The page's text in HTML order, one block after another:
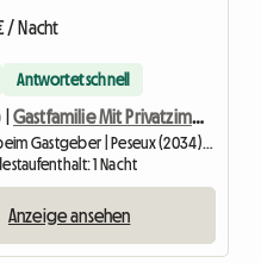
/ Nacht
Antwortet schnell
Gastfamilie Mit Privatzimmer
Unterkunft beim Gastgeber | Peseux (2034) | 15 M2
1 Nacht
Anzeige ansehen